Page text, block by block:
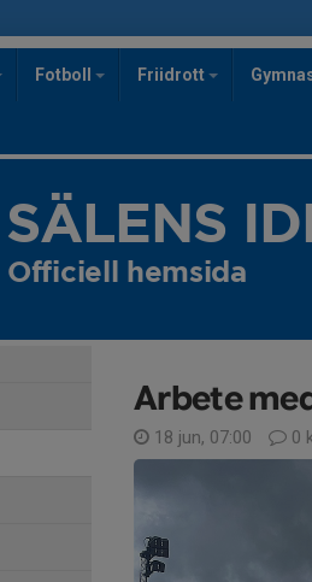
Fotboll Friidrott
SÄLENS
Officiell hemsida
Arbete
18 jun, 07:00 0